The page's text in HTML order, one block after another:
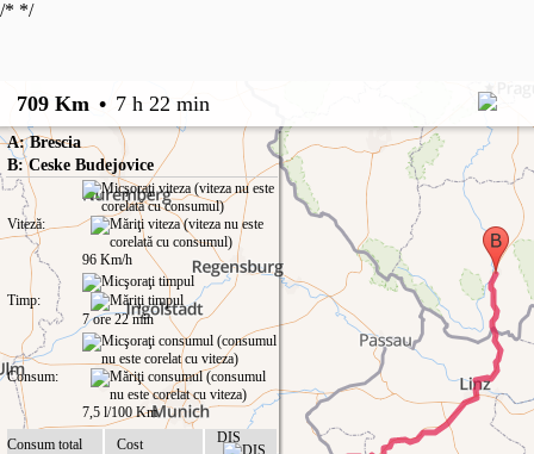
/* */
709 Km • 7 h 22 min
A: Brescia
B: Ceske Budejovice
Viteză:
96 Km/h
Timp:
7 ore 22 min
Consum:
7,5 l/100 Km
Consum total
Cost
DIS